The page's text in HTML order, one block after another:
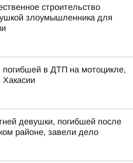
строительство
злоумышленника для
в ДТП на мотоцикле,
Хакасии
девушки, погибшей после
районе, завели дело